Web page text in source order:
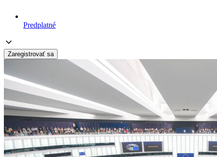
Predplatné
Zaregistrovať sa